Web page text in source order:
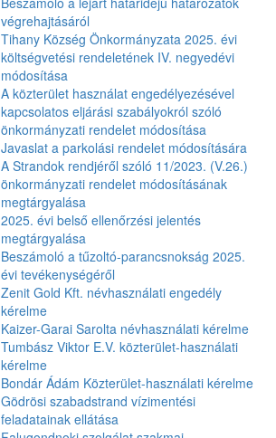
végrehajtásáról
Tihany Község Önkormányzata 2025. évi
költségvetési rendeletének IV. negyedévi
módosítása
A közterület használat engedélyezésével
kapcsolatos eljárási szabályokról szóló
önkormányzati rendelet módosítása
Javaslat a parkolási rendelet módosítására
A Strandok rendjéről szóló 11/2023. (V.26.)
önkormányzati rendelet módosításának
megtárgyalása
2025. évi belső ellenőrzési jelentés
megtárgyalása
Beszámoló a tűzoltó-parancsnokság 2025.
évi tevékenységéről
Zenit Gold Kft. névhasználati engedély
kérelme
Kaizer-Garai Sarolta névhasználati kérelme
Tumbász Viktor E.V. közterület-használati
kérelme
Bondár Ádám Közterület-használati kérelme
Gödrösi szabadstrand vízimentési
feladatainak ellátása